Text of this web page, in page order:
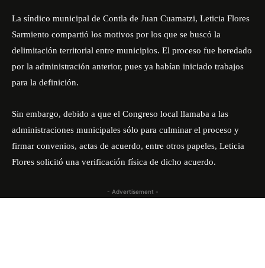
La síndico municipal de Contla de Juan Cuamatzi, Leticia Flores
Sarmiento compartió los motivos por los que se buscó la
delimitación territorial entre municipios. El proceso fue heredado
por la administración anterior, pues ya habían iniciado trabajos
para la definición.
Sin embargo, debido a que el Congreso local llamaba a las
administraciones municipales sólo para culminar el proceso y
firmar convenios, actas de acuerdo, entre otros papeles, Leticia
Flores solicitó una verificación física de dicho acuerdo.
- Advertisement -